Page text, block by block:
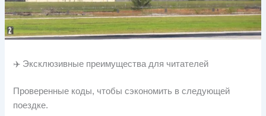
✈️ Эксклюзивные преимущества для читателей
Проверенные коды, чтобы сэкономить в следующей
поездке.